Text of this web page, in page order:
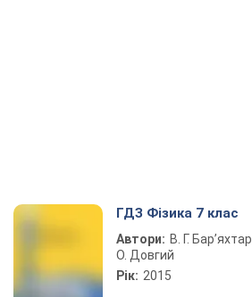
ГДЗ Фізика 7 клас
Автори: В. Г.
О. Довгий
Рік: 2015